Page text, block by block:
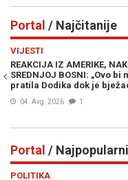
Portal / Najčitanije
VIJESTI
REAKCIJA IZ AMERIKE,
SREDNJOJ BOSNI: „Ovo
pratila Dodika dok je
04. Avg. 2026 1
Portal /
POLITIKA